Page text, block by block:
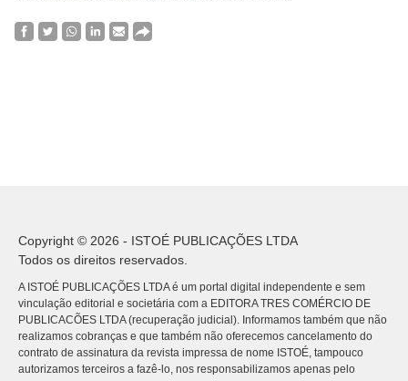
Copyright © 2026 - ISTOÉ PUBLICAÇÕES LTDA
Todos os direitos reservados.
A ISTOÉ PUBLICAÇÕES LTDA é um portal digital independente e sem
vinculação editorial e societária com a EDITORA TRES COMÉRCIO DE
PUBLICACÕES LTDA (recuperação judicial). Informamos também que não
realizamos cobranças e que também não oferecemos cancelamento do
contrato de assinatura da revista impressa de nome ISTOÉ, tampouco
autorizamos terceiros a fazê-lo, nos responsabilizamos apenas pelo